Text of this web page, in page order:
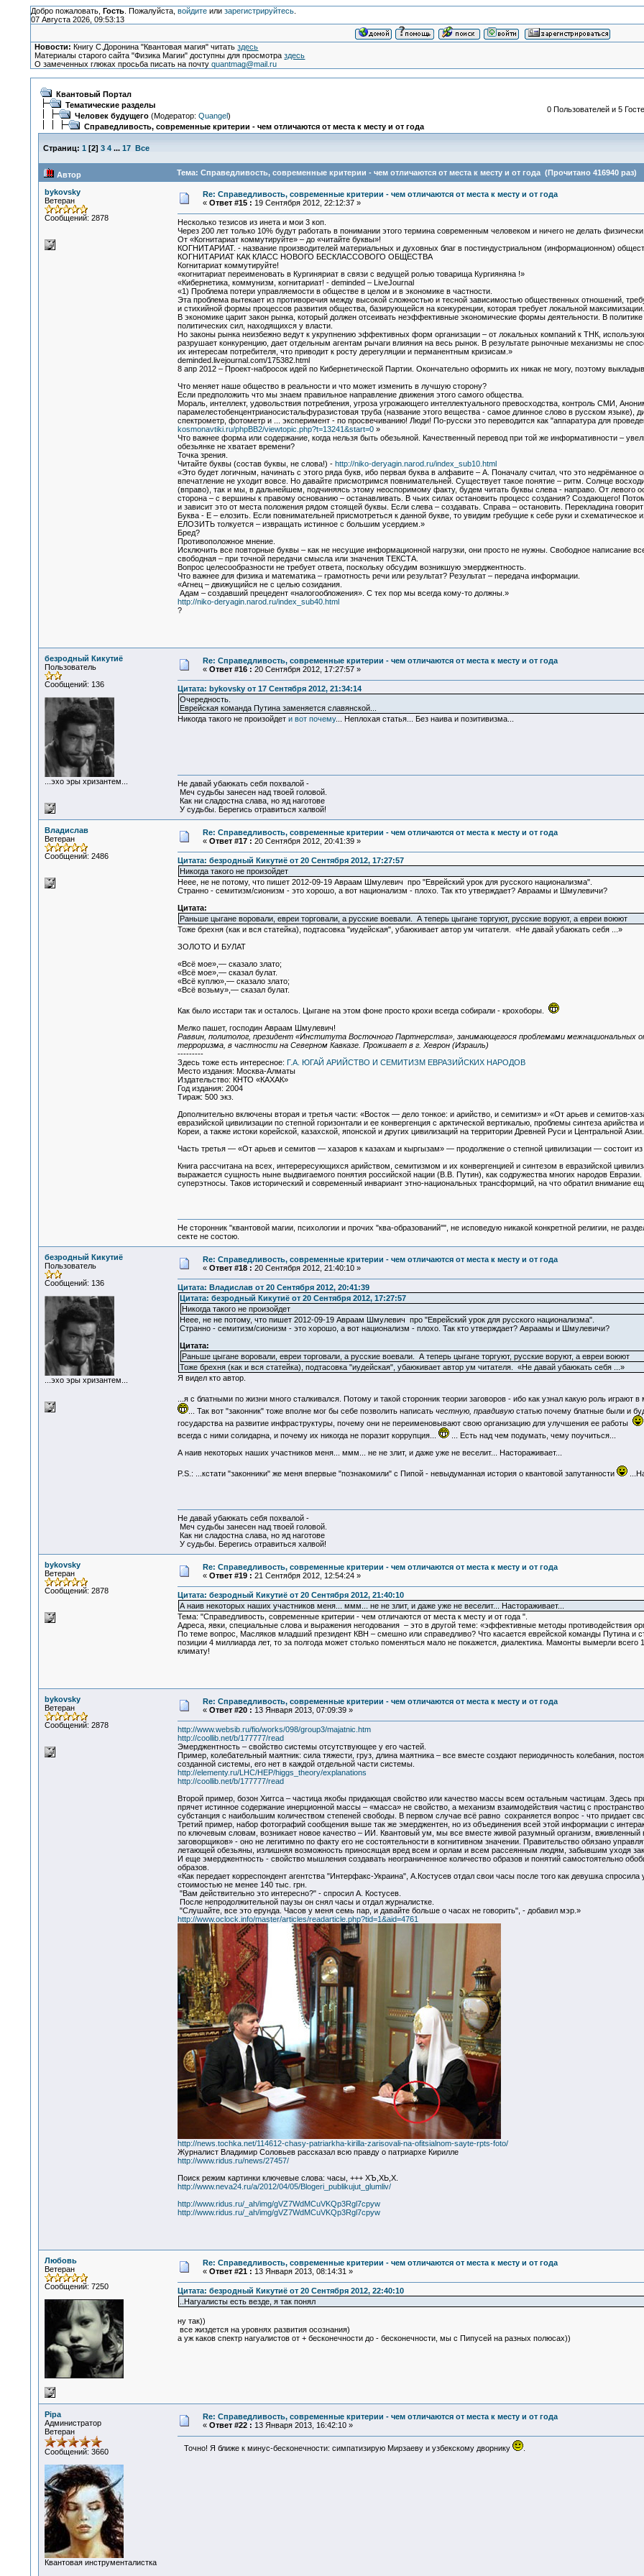
Добро пожаловать, Гость. Пожалуйста, войдитеили зарегистрируйтесь.
07 Августа 2026, 09:53:13
Новости: Книгу С.Доронина "Квантовая магия" читатьздесь
Материалы старого сайта "Физика Магии" доступны для просмотраздесь
О замеченных глюках просьба писать на почтуquantmag@mail.ru
Квантовый Портал
Тематические разделы
Человек будущего(Модератор: Quangel)
Справедливость, современные критерии - чем отличаются от места к месту и от года
0 Пользователей и 5
Страниц: 1 [2] 3 4 ... 17 Все
Автор Тема: Справедливость, современные критерии - чем отличаются от места к месту и от года (Прочитано 416940 раз)
bykovsky
Ветеран
Сообщений: 2878
Re: Справедливость, современные критерии - чем отличаются от места к месту и от года
« Ответ #15 : 19 Сентября 2012, 22:12:37 »
Несколько тезисов из инета и мои 3 коп.
Через 200 лет только 10% будут работать в понимании этого термина современным человеком и ничего не делать
От «Когнитариат коммутируйте» – до «читайте буквы»!
КОГНИТАРИАТ. - название производителей материальных и духовных благ в постиндустриальном (информационном)
КОГНИТАРИАТ КАК КЛАСС НОВОГО БЕСКЛАССОВОГО ОБЩЕСТВА
Когнитариат коммутируйте!
«когнитариат переименовать в Кургиняриат в связи с ведущей ролью товарища Кургияняна !»
«Кибернетика, коммунизм, когнитариат! - deminded – LiveJournal
«1) Проблема потери управляемости в обществе в целом и в экономике в частности.
Эта проблема вытекает из противоречия между высокой сложностью и тесной зависимостью общественных отношений,
и стихийной формы процессов развития общества, базирующейся на конкуренции, которая требует локальной максимизации.
В экономике царит закон рынка, который должен отсеивать неэффективные экономические формы деятельности. В
политических сил, находящихся у власти.
Но законы рынка неизбежно ведут к укрупнению эффективных форм организации – от локальных компаний к ТНК,
разрушает конкуренцию, дает отдельным агентам рычаги влияния на весь рынок. В результате рыночные механизмы не
их интересам потребителя, что приводит к росту дерегуляции и перманентным кризисам.»
deminded.livejournal.com/175382.html
8 апр 2012 – Проект-набросок идей по Кибернетической Партии. Окончательно оформить их никак не могу, поэтому
Что меняет наше общество в реальности и что может изменить в лучшую сторону?
Если предположить что мы знаем правильное направление движения этого самого общества.
Мораль, интеллект, удовольствия потребления, угроза угрожающего интеллектуального превосходства, контроль СМИ,
парамелестобенцентрианосистальфуразистовая труба (название этого вещества - самое длинное слово в русском
спектрометр, фотометр и ... эксперимент - по просвечиванию! Люди! По-русски это переводится как "аппаратура для
kosmonavtiki.ru/phpBB2/viewtopic.php?t=13241&start=0»
Что важнее форма или содержание, когда нельзя быть обезьяной. Качественный перевод при той же информативности –
обезьянке не хватает времени?
Точка зрения.
Читайте буквы (состав буквы, не слова!) - http://niko-deryagin.narod.ru/index_sub10.html
«Это будет логичным, начинать с этого ряда букв, ибо первая буква в алфавите – А. Поначалу считал, что это
впечатление не уходит вовсе. Но давайте присмотримся повнимательней. Существует такое понятие – ритм. Солнце
(вправо), так и мы, в дальнейшем, подчиняясь этому неоспоримому факту, будем читать буквы слева - направо. От левого
сторона – с вершины к правому основанию – останавливать. В чьих силах остановить процесс создания? Создающего!
и зависит это от места положения рядом стоящей буквы. Если слева – создавать. Справа – остановить. Перекладина
Буква - Е – елозить. Если повнимательней присмотреться к данной букве, то увидим гребущие к себе руки и схематическое
ЕЛОЗИТЬ толкуется – извращать истинное с большим усердием.»
Бред?
Противоположное мнение.
Исключить все повторные буквы – как не несущие информационной нагрузки, они просто не нужны. Свободное
свободная – при точной передачи смысла или значения ТЕКСТА.
Вопрос целесообразности не требует ответа, поскольку обсудим возникшую эмерджентность.
Что важнее для физика и математика – грамотность речи или результат? Результат – передача информации.
«Агнец – движущийся не с целью созидания.
Адам – создавший прецедент «налогообложения». С тех пор мы всегда кому-то должны.»
http://niko-deryagin.narod.ru/index_sub40.html
?
безродный Кикутиё
Пользователь
Сообщений: 136
...эхо эры хризантем...
Re: Справедливость, современные критерии - чем отличаются от места к месту и от года
« Ответ #16 : 20 Сентября 2012, 17:27:57 »
Цитата: bykovsky от 17 Сентября 2012, 21:34:14
Очередность.
Еврейская команда Путина заменяется славянской...
Никогда такого не произойдет и вот почему... Неплохая статья... Без наива и позитивизма...
Не давай убаюкать себя похвалой -
Меч судьбы занесен над твоей головой.
Как ни сладостна слава, но яд наготове
У судьбы. Берегись отравиться халвой!
Владислав
Ветеран
Сообщений: 2486
Re: Справедливость, современные критерии - чем отличаются от места к месту и от года
« Ответ #17 : 20 Сентября 2012, 20:41:39 »
Цитата: безродный Кикутиё от 20 Сентября 2012, 17:27:57
Никогда такого не произойдет
Неее, не не потому, что пишет 2012-09-19 Авраам Шмулевич про "Еврейский урок для русского национализма".
Странно - семитизм/сионизм - это хорошо, а вот национализм - плохо. Так кто утверждает? Авраамы и Шмулевичи?
Цитата:
Раньше цыгане воровали, евреи торговали, а русские воевали. А теперь цыгане торгуют, русские воруют, а евреи воюют
Тоже брехня (как и вся статейка), подтасовка "иудейская", убаюкивает автор ум читателя. «Не давай убаюкать себя ...»
ЗОЛОТО И БУЛАТ
«Всё мое»,— сказало злато;
«Всё мое»,— сказал булат.
«Всё куплю»,— сказало злато;
«Всё возьму»,— сказал булат.
Как было исстари так и осталось. Цыгане на этом фоне просто крохи всегда собирали - крохоборы.
Мелко пашет, господин Авраам Шмулевич!
Раввин, политолог, президент «Института Восточного Партнерства», занимающегося проблемами межнациональных
терроризма, в частности на Северном Кавказе. Проживает в г. Хеврон (Израиль)
---------
Здесь тоже есть интересное: Г.А. ЮГАЙ АРИЙСТВО И СЕМИТИЗМ ЕВРАЗИЙСКИХ НАРОДОВ
Место издания: Москва-Алматы
Издательство: КНТО «КАХАК»
Год издания: 2004
Тираж: 500 экз.
Дополнительно включены вторая и третья части: «Восток — дело тонкое: и арийство, и семитизм» и «От арьев и семитов-
евразийской цивилизации по степной горизонтали и ее конвергенция с арктической вертикалью, проблемы синтеза
Кореи, а также истоки корейской, казахской, японской и других цивилизаций на территории Древней Руси и Центральной Азии.
Часть третья — «От арьев и семитов — хазаров к казахам и кыргызам» — продолжение о степной цивилизации — состоит
Книга рассчитана на всех, интерересующихся арийством, семитизмом и их конвергенцией и синтезом в евразийской
выражается сущность ныне выдвигаемого понятия российской нации (В.В. Путин), как содружества многих народов
суперэтносы. Таков исторический и современный инвариант этно-национальных трансформций, на что обратил внимание
Не сторонник "квантовой магии, психологии и прочих "ква-образований"", не исповедую никакой конкретной религии, не
секте не состою.
безродный Кикутиё
Пользователь
Сообщений: 136
...эхо эры хризантем...
Re: Справедливость, современные критерии - чем отличаются от места к месту и от года
« Ответ #18 : 20 Сентября 2012, 21:40:10 »
Цитата: Владислав от 20 Сентября 2012, 20:41:39
Цитата: безродный Кикутиё от 20 Сентября 2012, 17:27:57
Никогда такого не произойдет
Неее, не не потому, что пишет 2012-09-19 Авраам Шмулевич про "Еврейский урок для русского национализма".
Странно - семитизм/сионизм - это хорошо, а вот национализм - плохо. Так кто утверждает? Авраамы и Шмулевичи?
Цитата:
Раньше цыгане воровали, евреи торговали, а русские воевали. А теперь цыгане торгуют, русские воруют, а евреи воюют
Тоже брехня (как и вся статейка), подтасовка "иудейская", убаюкивает автор ум читателя. «Не давай убаюкать себя ...»
Я видел кто автор.
...я с блатными по жизни много сталкивался. Потому и такой сторонник теории заговоров - ибо как узнал какую роль
... Так вот "законник" тоже вполне мог бы себе позволить написать честную, правдивуюстатью почему блатные были и
государства на развитие инфраструктуры, почему они не переименовывают свою организацию для улучшения ее работы
всегда с ними солидарна, и почему их никогда не поразит коррупция...
... Есть над чем подумать, чему поучиться...
А наив некоторых наших участников меня... ммм... не не злит, и даже уже не веселит... Настораживает...
P.S.: ...кстати "законники" же меня впервые "познакомили" с Пипой - невыдуманная история о квантовой запутанности
Не давай убаюкать себя похвалой -
Меч судьбы занесен над твоей головой.
Как ни сладостна слава, но яд наготове
У судьбы. Берегись отравиться халвой!
bykovsky
Ветеран
Сообщений: 2878
Re: Справедливость, современные критерии - чем отличаются от места к месту и от года
« Ответ #19 : 21 Сентября 2012, 12:54:24 »
Цитата: безродный Кикутиё от 20 Сентября 2012, 21:40:10
А наив некоторых наших участников меня... ммм... не не злит, и даже уже не веселит... Настораживает...
Тема: "Справедливость, современные критерии - чем отличаются от места к месту и от года ".
Адреса, явки, специальные слова и выражения негодования – это в другой теме: «эффективные методы противодействия
По теме вопрос, Масляков младший президент КВН – смешно или справедливо? Что касается еврейской команды Путина и
позиции 4 миллиарда лет, то за полгода может столько поменяться мало не покажется, диалектика. Мамонты вымерли всего
климату!
bykovsky
Ветеран
Сообщений: 2878
Re: Справедливость, современные критерии - чем отличаются от места к месту и от года
« Ответ #20 : 13 Января 2013, 07:09:39 »
http://www.websib.ru/fio/works/098/group3/majatnic.htm
http://coollib.net/b/177777/read
Эмерджентность – свойство системы отсутствующее у его частей.
Пример, колебательный маятник: сила тяжести, груз, длина маятника – все вместе создают периодичность колебания,
созданной системы, его нет в каждой отдельной части системы.
http://elementy.ru/LHC/HEP/higgs_theory/explanations
http://coollib.net/b/177777/read
Второй пример, бозон Хиггса – частица якобы придающая свойство или качество массы всем остальным частицам. Здесь
прячет истинное содержание инерционной массы – «масса» не свойство, а механизм взаимодействия частиц с
субстанция с наибольшим количеством степеней свободы. В первом случае всё равно сохраняется вопрос - что придает
Третий пример, набор фотографий сообщения выше так же эмерджентен, но из объединения всей этой информации с
по ключевым словам, возникает новое качество – ИИ. Квантовый ум, мы все вместе живой разумный организм, вживленный
заговорщиков» - оно не легитимно по факту его не состоятельности в когнитивном значении. Правительство обязано
летающей обезьяны, излишняя возможность приносящая вред всем и орлам и всем рассеянным людям, забывшим уходя
И еще эмерджентность - свойство мышления создавать неограниченное количество образов и понятий самостоятельно
образов.
«Как передает корреспондент агентства "Интерфакс-Украина", А.Костусев отдал свои часы после того как девушка
стоимостью не менее 140 тыс. грн.
"Вам действительно это интересно?" - спросил А. Костусев.
После непродолжительной паузы он снял часы и отдал журналистке.
"Слушайте, все это ерунда. Часов у меня семь пар, и давайте больше о часах не говорить", - добавил мэр.»
http://www.oclock.info/master/articles/readarticle.php?tid=1&aid=4761
http://news.tochka.net/114612-chasy-patriarkha-kirilla-zarisovali-na-ofitsialnom-sayte-rpts-foto/
Журналист Владимир Соловьев рассказал всю правду о патриархе Кирилле
http://www.ridus.ru/news/27457/
Поиск режим картинки ключевые слова: часы, +++ ХЪ,ХЬ,Х.
http://www.neva24.ru/a/2012/04/05/Blogeri_publikujut_glumliv/
http://www.ridus.ru/_ah/img/gVZ7WdMCuVKQp3Rgl7cpyw
http://www.ridus.ru/_ah/img/gVZ7WdMCuVKQp3Rgl7cpyw
Любовь
Ветеран
Сообщений: 7250
Re: Справедливость, современные критерии - чем отличаются от места к месту и от года
« Ответ #21 : 13 Января 2013, 08:14:31 »
Цитата: безродный Кикутиё от 20 Сентября 2012, 22:40:10
..Нагуалисты есть везде, я так понял
ну так))
все жиздется на уровнях развития осознания)
а уж каков спектр нагуалистов от + бесконечности до - бесконечности, мы с Пипусей на разных полюсах))
Pipa
Администратор
Ветеран
Сообщений: 3660
Квантовая инструменталистка
Re: Справедливость, современные критерии - чем отличаются от места к месту и от года
« Ответ #22 : 13 Января 2013, 16:42:10 »
Точно! Я ближе к минус-бесконечности: симпатизирую Мирзаеву и узбекскому дворнику .